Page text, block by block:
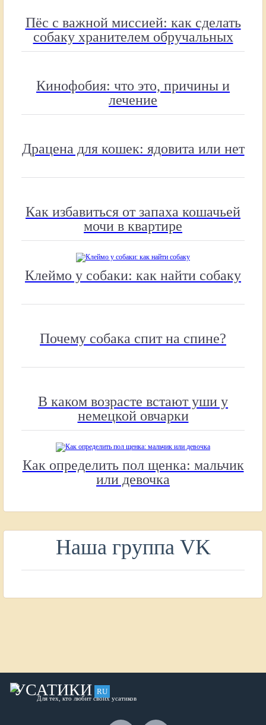
Пёс с важной миссией: как сделать
собаку хранителем обручальных
колец
Кинофобия: что это, причины и
лечение
Драцена для кошек: ядовита или нет
Как избавиться от запаха кошачьей
мочи в квартире
Клеймо у собаки: как найти собаку
Почему собака спит на спине?
В каком возрасте встают уши у
немецкой овчарки
Как определить пол щенка: мальчик
или девочка
Наша группа VK
УСАТИКИ RU
Для тех, кто любит своих усатиков